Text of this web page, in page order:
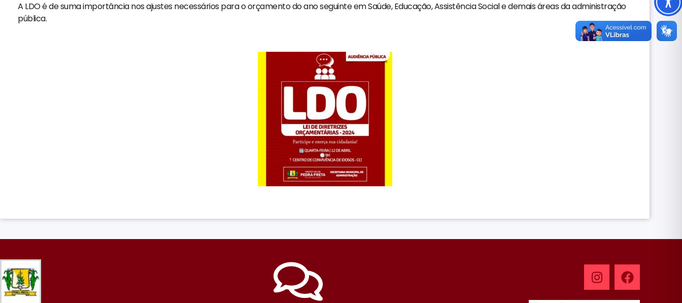
A LDO é de suma importância nos ajustes necessários para o orçamento do ano seguinte em Saúde, Educação, Assistência Social e demais áreas da administração
pública.